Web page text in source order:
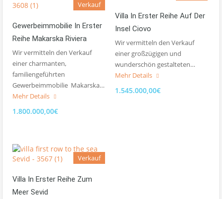
Verkauf
Gewerbeimmobilie In Erster
Reihe Makarska Riviera
Wir vermitteln den Verkauf
einer charmanten,
familiengeführten
Gewerbeimmobilie Makarska…
Mehr Details
1.800.000,00€
Villa In Erster Reihe Auf Der
Insel Ciovo
Wir vermitteln den Verkauf
einer großzügigen und
wunderschön gestalteten…
Mehr Details
1.545.000,00€
Verkauf
Villa In Erster Reihe Zum
Meer Sevid